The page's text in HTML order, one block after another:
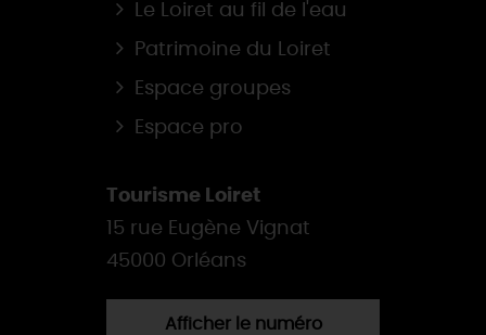
Le Loiret au fil de l'eau
Patrimoine du Loiret
Espace groupes
Espace pro
Tourisme Loiret
15 rue Eugène Vignat
45000 Orléans
Afficher le numéro